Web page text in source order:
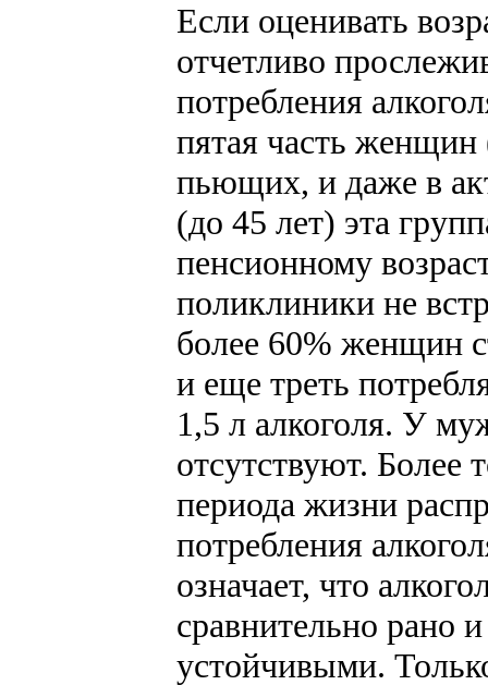
Если оценивать
отчетливо
потребления
пятая часть женщин
пьющих, и даже в
(до 45 лет) эта
пенсионному
поликлиники не
более 60% женщин
и еще треть
1,5 л алкоголя. У
отсутствуют. Более
периода жизни
потребления
означает, что
сравнительно рано
устойчивыми.